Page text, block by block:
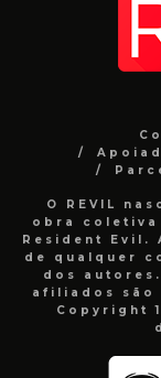
O REVIL
obra
Resident Evil.
de qualquer
dos
afiliados são
Copyright